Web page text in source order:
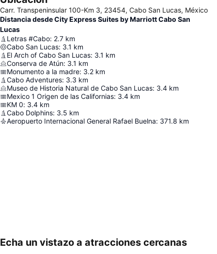
Carr. Transpeninsular 100-Km 3, 23454, Cabo San Lucas, México
Distancia desde City Express Suites by Marriott Cabo San
Lucas
Letras #Cabo: 2.7 km
Cabo San Lucas: 3.1 km
El Arch of Cabo San Lucas: 3.1 km
Conserva de Atún: 3.1 km
Monumento a la madre: 3.2 km
Cabo Adventures: 3.3 km
Museo de Historia Natural de Cabo San Lucas: 3.4 km
Mexico 1 Origen de las Californias: 3.4 km
KM 0: 3.4 km
Cabo Dolphins: 3.5 km
Aeropuerto Internacional General Rafael Buelna: 371.8 km
Echa un vistazo a atracciones cercanas